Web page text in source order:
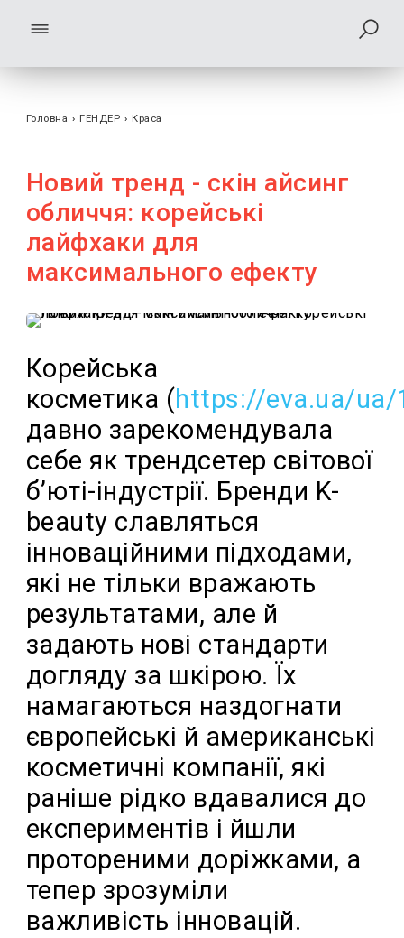
Головна › ГЕНДЕР › Краса
Новий тренд - скін айсинг
обличчя: корейські
лайфхаки для
максимального ефекту
Корейська
косметика (https://eva.ua/
давно зарекомендувала
себе як трендсетер світової
б’юті-індустрії. Бренди K-
beauty славляться
інноваційними підходами,
які не тільки вражають
результатами, але й
задають нові стандарти
догляду за шкірою. Їх
намагаються наздогнати
європейські й американські
косметичні компанії, які
раніше рідко вдавалися до
експериментів і йшли
протореними доріжками, а
тепер зрозуміли
важливість інновацій.